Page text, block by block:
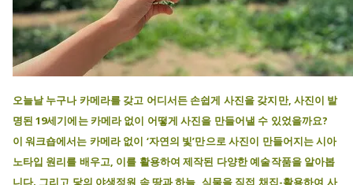
오늘날 누구나 카메라를 갖고 어디서든 손쉽게 사진을 갖지만, 사진이 발
명된 19세기에는 카메라 없이 어떻게 사진을 만들어낼 수 있었을까요?
이 워크숍에서는 카메라 없이 ‘자연의 빛’만으로 사진이 만들어지는 시아
노타입 원리를 배우고, 이를 활용하여 제작된 다양한 예술작품을 알아봅
니다. 그리고 닻의 야생정원 속 땅과 하늘, 식물을 직접 채집-활용하여 사